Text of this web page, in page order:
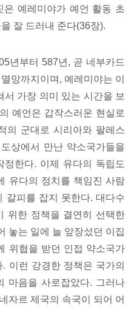
은 예레미야가 예언 활동 초
잘 드러내 준다(36장).
년부터 587년, 곧 네부카드
망까지이며, 예레미야는 이
가장 의미 있는 시간을 보
예언은 갑작스러운 현실로
의 군대로 시리아와 팔레스
상에서 만난 약소국가들을
정한다. 이제 유다의 독립도
유다의 정치를 책임진 사람
갈피를 잡지 못한다. 대다수
위한 정책을 결연히 선택한
놓는 일에 늘 앞장섰던 이집
위협을 받던 인접 약소국가
이런 강경한 정책은 국가의
마음을 사로잡았다. 그러나
자르 제국의 속국이 되어 어